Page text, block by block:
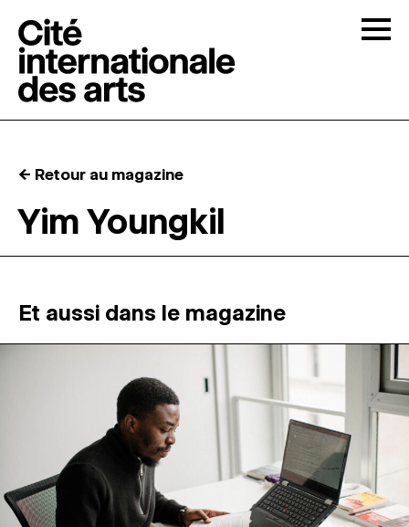
RÉSIDENCES ↓
ATELIERS OUVERTS
ESPACES DE PRATIQUE ARTISTIQUE ↓
← Retour au magazine
Yim Youngkil
Et aussi dans le magazine